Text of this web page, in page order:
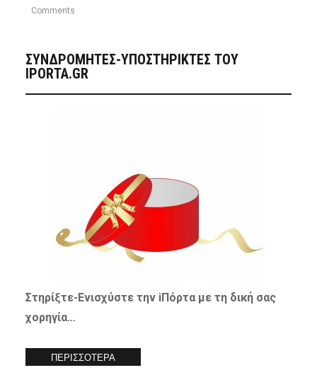
Comments
ΣΥΝΔΡΟΜΗΤΈΣ-ΥΠΟΣΤΗΡΙΚΤΈΣ ΤΟΥ
IPORTA.GR
Στηρίξτε-Ενισχύστετην iΠόρτα με τη δική σας
χορηγία…
ΠΕΡΙΣΣΟΤΕΡΑ